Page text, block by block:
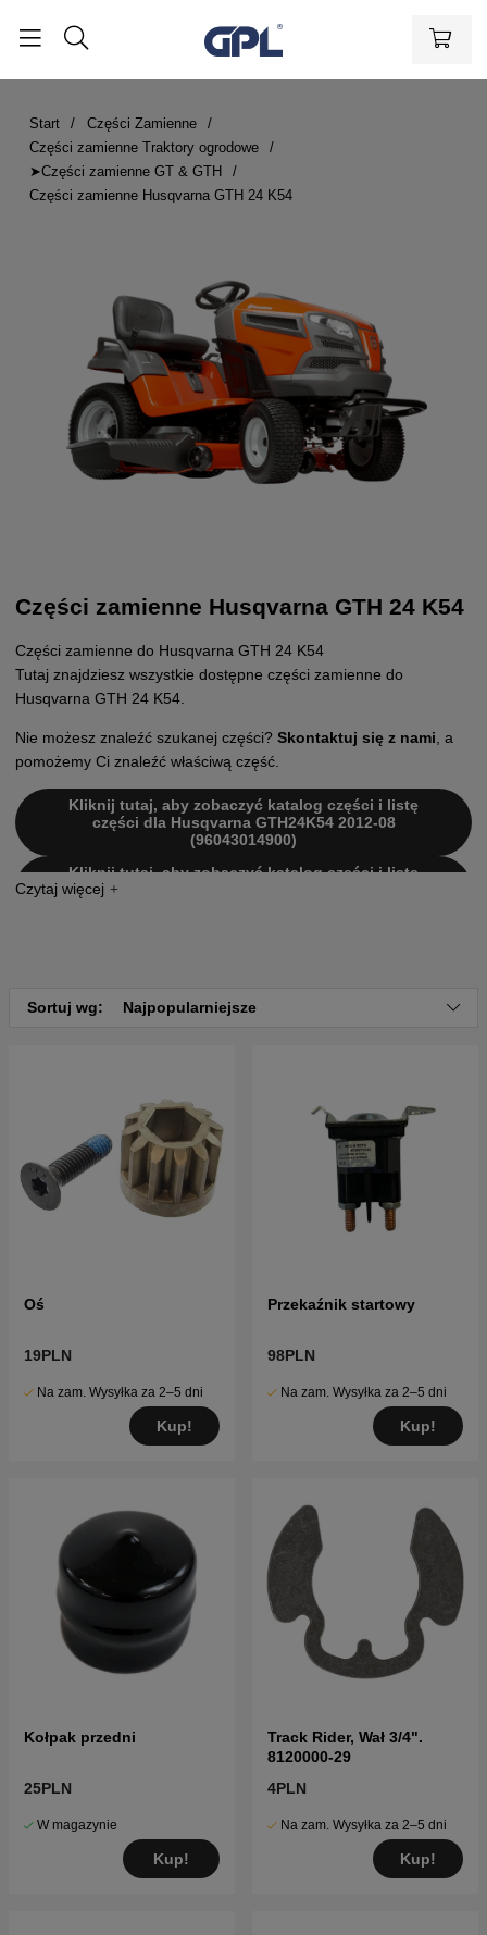
Start
Części Zamienne
Części zamienne Traktory ogrodowe
➤Części zamienne GT & GTH
Części zamienne Husqvarna GTH 24 K54
Części zamienne Husqvarna GTH 24 K54
Części zamienne do Husqvarna GTH 24 K54
Tutaj znajdziesz wszystkie dostępne części zamienne do
Husqvarna GTH 24 K54.
Nie możesz znaleźć szukanej części? Skontaktuj się z nami , a
pomożemy Ci znaleźć właściwą część.
Kliknij tutaj, aby zobaczyć katalog części i listę
części dla Husqvarna GTH24K54 2012-08
(96043014900)
Kliknij tutaj, aby zobaczyć katalog części i listę
części dla Husqvarna GTH24K54 2013-08
Sortuj wg: Najpopularniejsze
Oś
19PLN
Na zam. Wysyłka za 2–5 dni
Kup!
Przekaźnik startowy
98PLN
Na zam. Wysyłka za 2–5 dni
Kup!
Kołpak przedni
25PLN
W magazynie
Kup!
Track Rider, Wał 3/4".
8120000-29
4PLN
Na zam. Wysyłka za 2–5 dni
Kup!